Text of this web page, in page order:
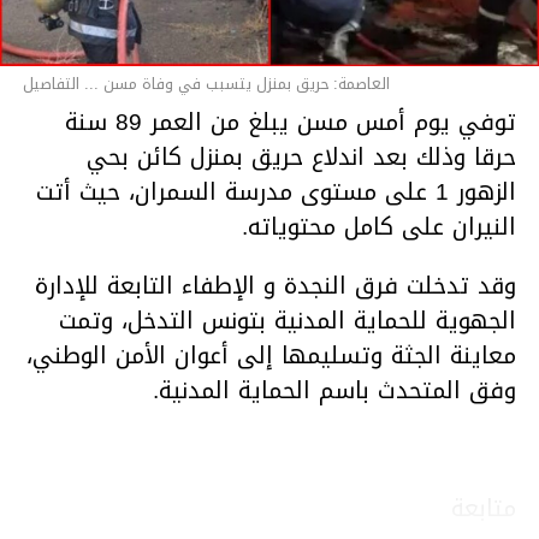
العاصمة: حريق بمنزل يتسبب في وفاة مسن ... التفاصيل
توفي يوم أمس مسن يبلغ من العمر 89 سنة
حرقا وذلك بعد اندلاع حريق بمنزل كائن بحي
الزهور 1 على مستوى مدرسة السمران، حيث أتت
النيران على كامل محتوياته.
وقد تدخلت فرق النجدة و الإطفاء التابعة للإدارة
الجهوية للحماية المدنية بتونس التدخل، وتمت
معاينة الجثة وتسليمها إلى أعوان الأمن الوطني،
وفق المتحدث باسم الحماية المدنية.